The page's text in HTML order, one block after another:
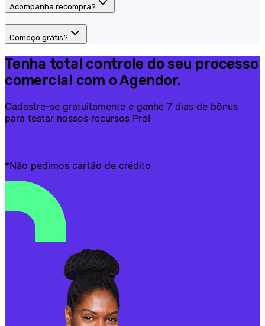
Acompanha recompra?
Começo grátis?
Tenha total controle do seu processo
comercial com o Agendor.
Cadastre-se gratuitamente e ganhe 7 dias de bônus
para testar nossos recursos Pro!
*Não pedimos cartão de crédito